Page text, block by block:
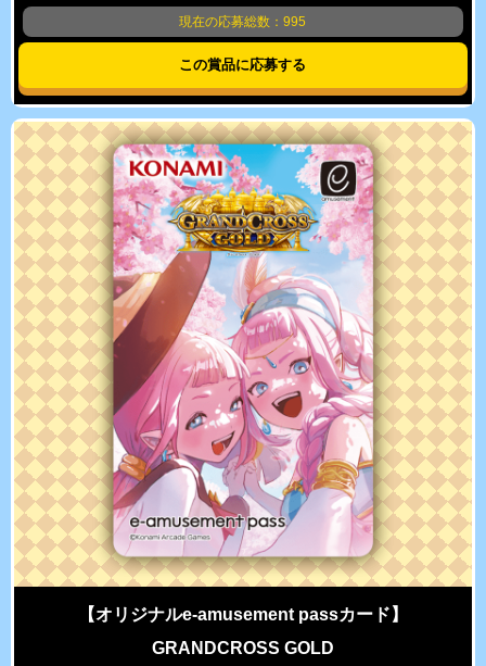
現在の応募総数：995
この賞品に応募する
【オリジナルe-amusement passカード】
GRANDCROSS GOLD